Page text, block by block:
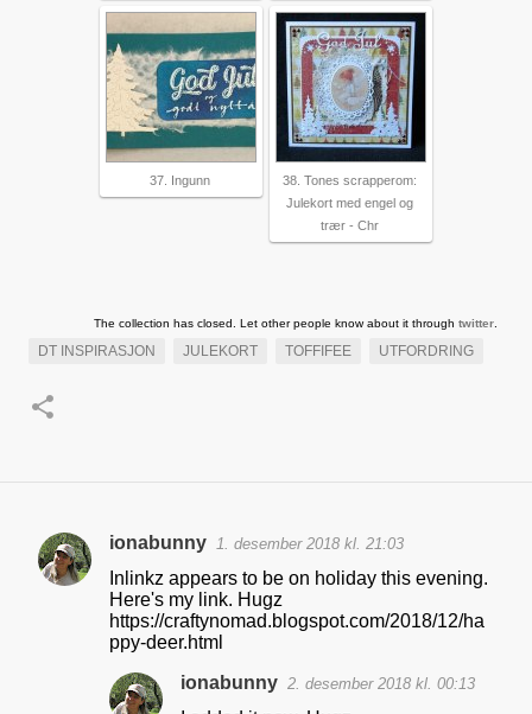
37. Ingunn
38. Tones scrapperom:
Julekort med engel og
trær - Chr
The collection has closed. Let other people know about it through twitter
DT INSPIRASJON JULEKORT TOFFIFEE UTFORDRING
K
ionabunny 1. desember 2018 kl. 21:03
Inlinkz appears to be on holiday this evening.
Here's my link. Hugz
https://craftynomad.blogspot.com/2018/12/ha
ppy-deer.html
ionabunny 2. desember 2018 kl. 00:13